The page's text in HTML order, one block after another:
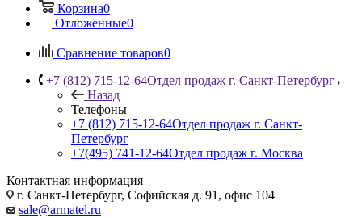
Корзина0
Отложенные0
Сравнение товаров0
+7 (812) 715-12-64Отдел продаж г. Санкт-Петербург
Назад
Телефоны
+7 (812) 715-12-64Отдел продаж г. Санкт-
Петербург
+7(495) 741-12-64Отдел продаж г. Москва
Контактная информация
г. Санкт-Петербург, Софийская д. 91, офис 104
sale@armatel.ru